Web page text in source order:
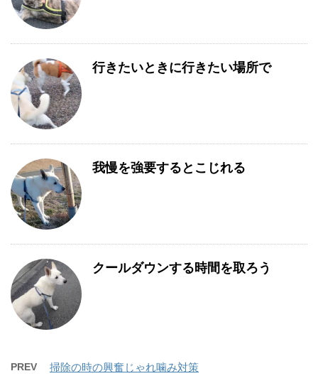
行きたいときに行きたい場所で
我慢を強要するとこじれる
クールダウンする時間を取ろう
PREV 掃除の時の興奮じゃれ噛み対策